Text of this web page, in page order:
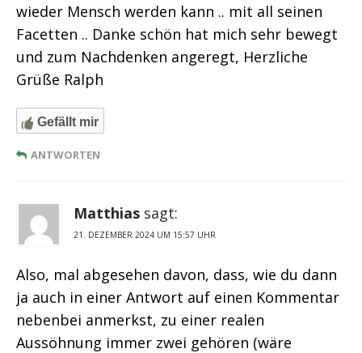
wieder Mensch werden kann .. mit all seinen
Facetten .. Danke schön hat mich sehr bewegt
und zum Nachdenken angeregt, Herzliche
Grüße Ralph
Gefällt mir
ANTWORTEN
Matthias sagt:
21. DEZEMBER 2024 UM 15:57 UHR
Also, mal abgesehen davon, dass, wie du dann
ja auch in einer Antwort auf einen Kommentar
nebenbei anmerkst, zu einer realen
Aussöhnung immer zwei gehören (wäre